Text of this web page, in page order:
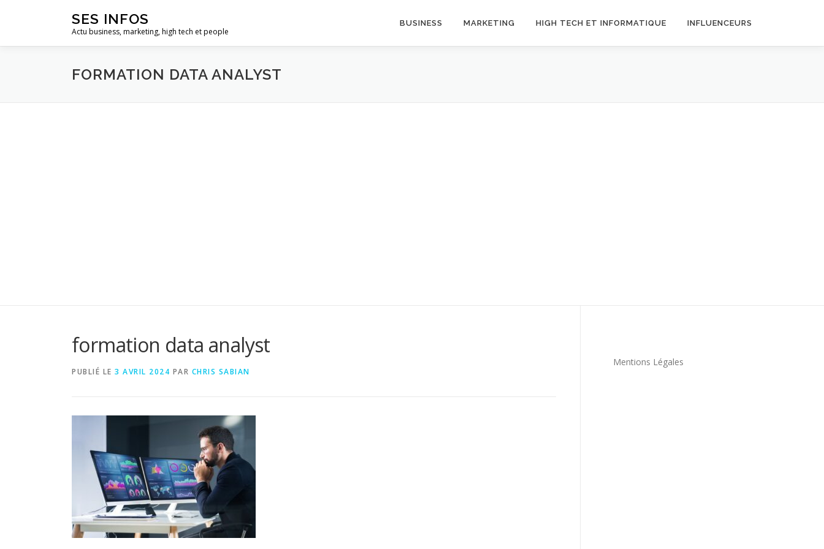
SES INFOS
Actu business, marketing, high tech et people
BUSINESS MARKETING HIGH TECH ET INFORMATIQUE INFLUENCEURS
FORMATION DATA ANALYST
formation data analyst
PUBLIÉ LE 3 AVRIL 2024 PAR CHRIS SABIAN
Mentions Légales